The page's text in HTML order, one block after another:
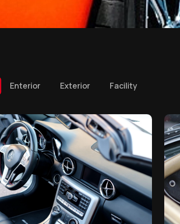
Enterior Exterior Facility